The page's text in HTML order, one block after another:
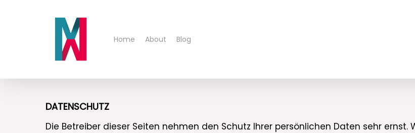
Home About Blog
DATENSCHUTZ
Die Betreiber dieser Seiten nehmen den Schutz Ihrer persönlichen Daten sehr